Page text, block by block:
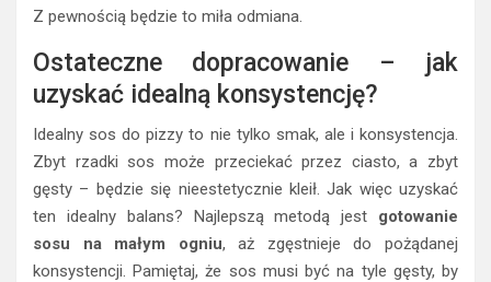
Z pewnością będzie to miła odmiana.
Ostateczne dopracowanie – jak
uzyskać idealną konsystencję?
Idealny sos do pizzy to nie tylko smak, ale i konsystencja.
Zbyt rzadki sos może przeciekać przez ciasto, a zbyt
gęsty – będzie się nieestetycznie kleił. Jak więc uzyskać
ten idealny balans? Najlepszą metodą jest gotowanie
sosu na małym ogniu, aż zgęstnieje do pożądanej
konsystencji. Pamiętaj, że sos musi być na tyle gęsty, by